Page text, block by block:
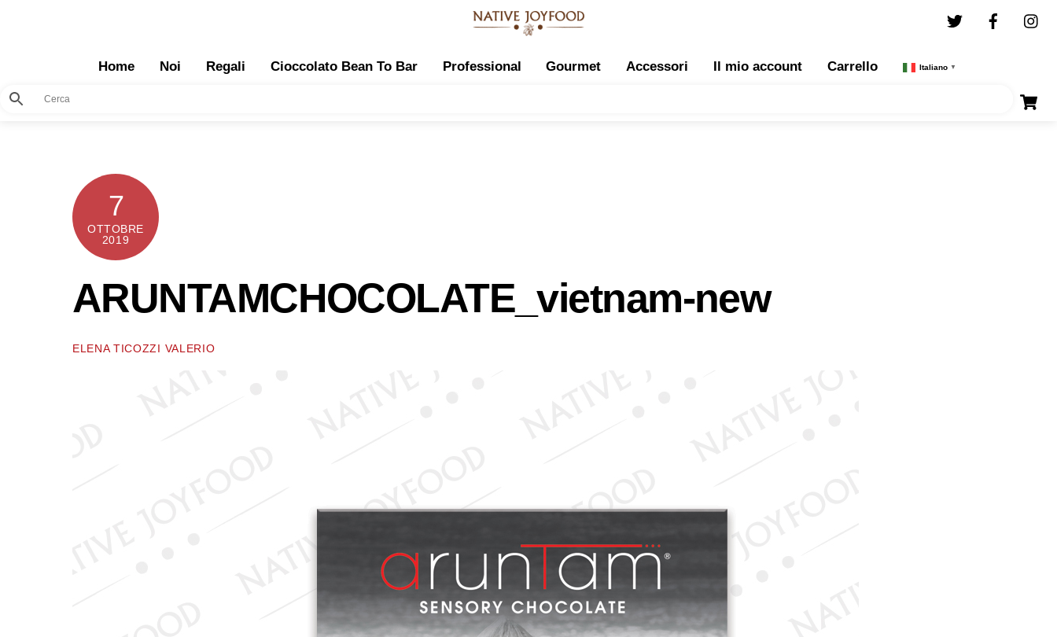
Twitter
Home Noi Regali Cioccolato Bean To Bar Professional Gourmet Accessori Il mio account Carrello Italiano ▼
7
OTTOBRE
2019
ARUNTAMCHOCOLATE_vietnam-new
ELENA TICOZZI VALERIO